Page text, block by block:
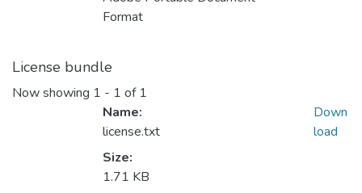
Format
License bundle
Now showing 1 - 1 of 1
Name:
license.txt
Size:
1.71 KB
Down
load